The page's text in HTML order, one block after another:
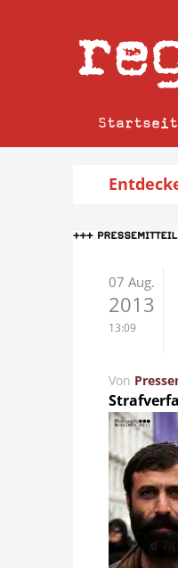
07 Aug.
2013
13:09
Von